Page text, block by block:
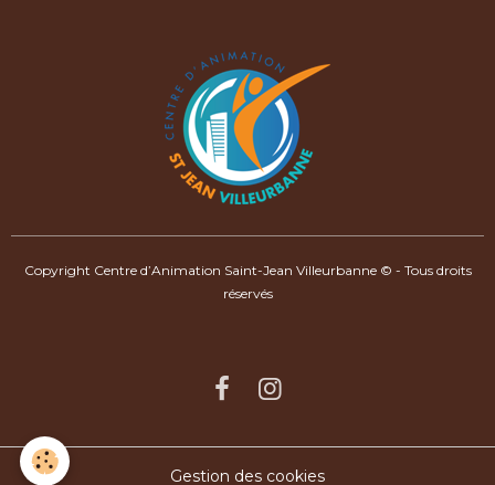
Copyright Centre d’Animation Saint-Jean Villeurbanne © - Tous droits
réservés
Gestion des cookies